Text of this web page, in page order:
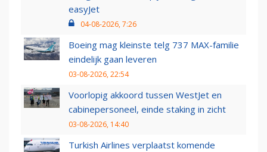
easyJet
04-08-2026, 7:26
Boeing mag kleinste telg 737 MAX-familie
eindelijk gaan leveren
03-08-2026, 22:54
Voorlopig akkoord tussen WestJet en
cabinepersoneel, einde staking in zicht
03-08-2026, 14:40
Turkish Airlines verplaatst komende